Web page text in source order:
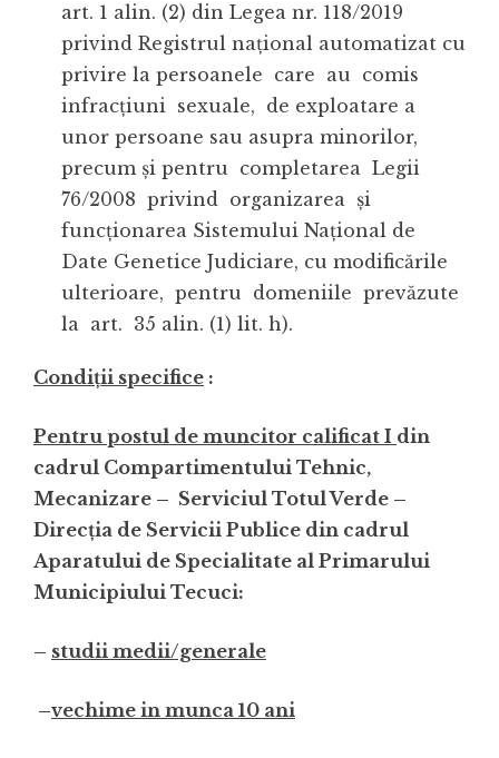
art. 1 alin. (2) din Legea nr. 118/2019
privind Registrul național automatizat cu
privire la persoanele care au comis
infracțiuni sexuale, de exploatare a
unor persoane sau asupra minorilor,
precum și pentru completarea Legii
76/2008 privind organizarea și
funcționarea Sistemului Național de
Date Genetice Judiciare, cu modificările
ulterioare, pentru domeniile prevăzute
la art. 35 alin. (1) lit. h).
Condiții specifice :
Pentru postul de muncitor calificat I din
cadrul Compartimentului Tehnic,
Mecanizare – Serviciul Totul Verde –
Direcția de Servicii Publice din cadrul
Aparatului de Specialitate al Primarului
Municipiului Tecuci:
– studii medii/generale
–vechime in munca 10 ani